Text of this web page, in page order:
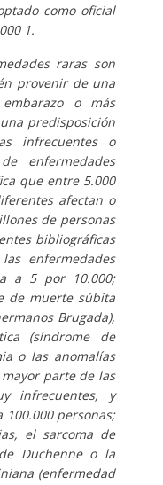
como oficial
1.
raras son
provenir de una
o más
predisposición
infrecuentes o
enfermedades
que entre 5.000
afectan o
de personas
bibliográficas
enfermedades
a 5 por 10.000;
de muerte súbita
Brugada),
(síndrome de
o las anomalías
parte de las
infrecuentes, y
personas;
el sarcoma de
Duchenne o la
(enfermedad